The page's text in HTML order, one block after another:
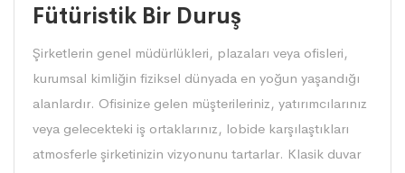
Fütüristik Bir Duruş
Şirketlerin genel müdürlükleri, plazaları veya ofisleri,
kurumsal kimliğin fiziksel dünyada en yoğun yaşandığı
alanlardır. Ofisinize gelen müşterileriniz, yatırımcılarınız
veya gelecekteki iş ortaklarınız, lobide karşılaştıkları
atmosferle şirketinizin vizyonunu tartarlar. Klasik duvar